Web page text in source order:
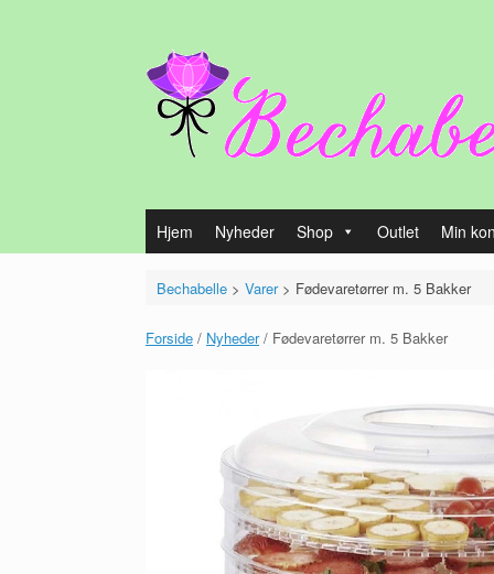
Hjem Nyheder Shop Outlet Min
Bechabelle> Varer> Fødevaretørrer m. 5 Bakker
Forside / Nyheder/ Fødevaretørrer m. 5 Bakker